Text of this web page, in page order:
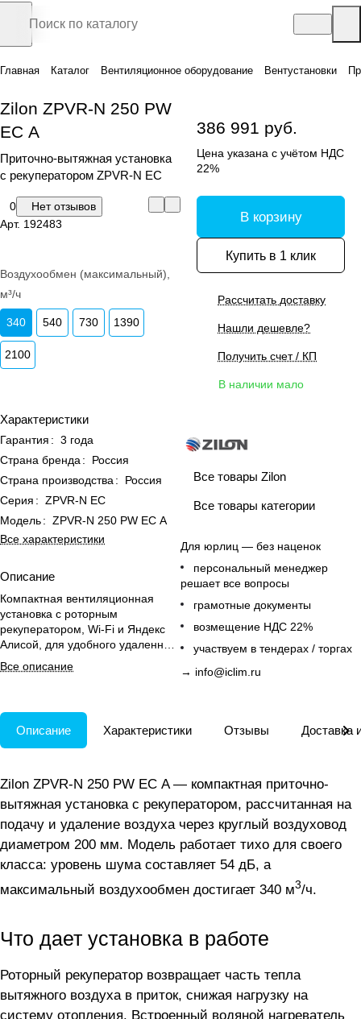
Главная Каталог Вентиляционное оборудование Вентустановки
Zilon ZPVR-N 250 PW
ЕС A
Приточно-вытяжная установка
с рекуператором ZPVR-N EC
0
Нет отзывов
Арт. 192483
Воздухообмен (максимальный),
м³/ч
340 540 730 1390
2100
Характеристики
Гарантия : 3 года
Страна бренда :
Россия
Страна производства :
Россия
Серия : ZPVR-N EC
Модель: ZPVR-N 250 PW ЕС A
Все характеристики
Описание
Компактная вентиляционная
установка с роторным
рекуператором, Wi-Fi и Яндекс
Алисой, для удобного удаленного
управления и сервисного
подключения.
Все описание
386 991 руб.
Цена указана с учётом НДС
22%
В корзину
Купить в 1 клик
Рассчитать доставку
Нашли дешевле?
Получить счет / КП
В наличии мало
Все товары Zilon
Все товары категории
Для юрлиц — без наценок
персональный менеджер
решает все вопросы
грамотные документы
возмещение НДС 22%
участвуем в тендерах / торгах
→ info@iclim.ru
Описание Характеристики Отзывы Доставка
Zilon ZPVR-N 250 PW ЕС A — компактная приточно-
вытяжная установка с рекуператором, рассчитанная на
подачу и удаление воздуха через круглый воздуховод
диаметром 200 мм. Модель работает тихо для своего
класса: уровень шума составляет 54 дБ, а
максимальный воздухообмен достигает 340 м3/ч.
Что дает установка в работе
Роторный рекуператор возвращает часть тепла
вытяжного воздуха в приток, снижая нагрузку на
систему отопления. Встроенный водяной нагреватель